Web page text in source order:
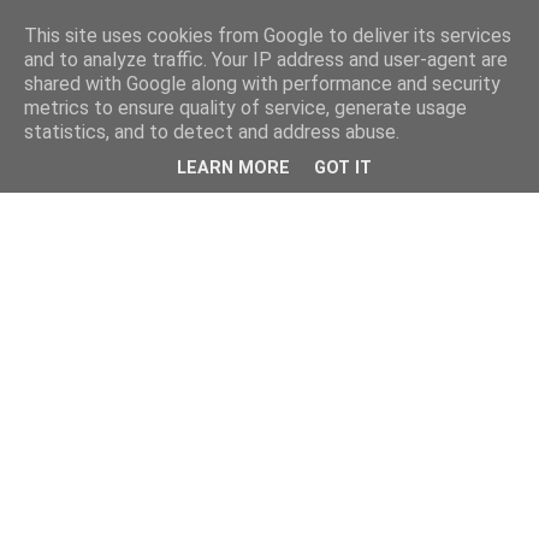
This site uses cookies from Google to deliver its services
and to analyze traffic. Your IP address and user-agent are
shared with Google along with performance and security
metrics to ensure quality of service, generate usage
statistics, and to detect and address abuse.
LEARN MORE GOT IT